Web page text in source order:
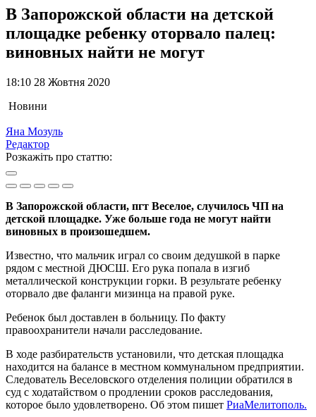
В Запорожской области на детской
площадке ребенку оторвало палец:
виновных найти не могут
18:10 28 Жовтня 2020
Новини
Яна Мозуль
Редактор
Розкажіть про статтю:
В Запорожской области, пгт Веселое, случилось ЧП на
детской площадке. Уже больше года не могут найти
виновных в произошедшем.
Известно, что мальчик играл со своим дедушкой в парке
рядом с местной ДЮСШ. Его рука попала в изгиб
металлической конструкции горки. В результате ребенку
оторвало две фаланги мизинца на правой руке.
Ребенок был доставлен в больницу. По факту
правоохранители начали расследование.
В ходе разбирательств установили, что детская площадка
находится на балансе в местном коммунальном предприятии.
Следователь Веселовского отделения полиции обратился в
суд с ходатайством о продлении сроков расследования,
которое было удовлетворено. Об этом пишет РиаМелитополь.